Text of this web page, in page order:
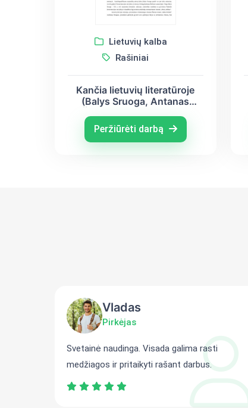
Lietuvių kalba
Rašiniai
Kančia lietuvių literatūroje
(Balys Sruoga, Antanas
Peržiūrėti darbą
Vladas
Pirkėjas
Svetainė naudinga. Visada galima rasti
medžiagos ir pritaikyti rašant darbus.